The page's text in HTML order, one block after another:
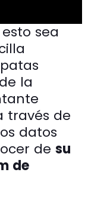
sea
la
través de
datos
de su
de